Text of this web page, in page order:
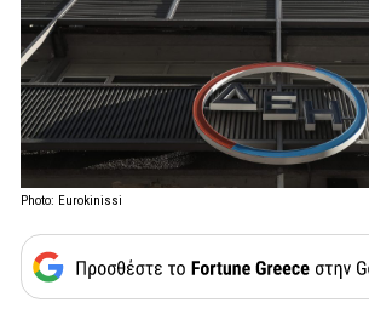
Photo: Eurokinissi